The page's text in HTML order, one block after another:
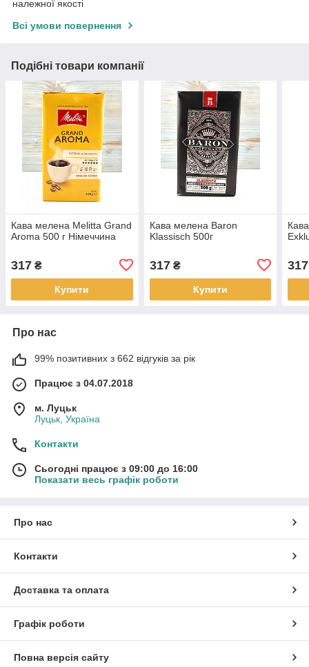
належної якості
Всі умови повернення
Подібні товари компанії
Кава мелена Melitta Grand
Aroma 500 г Німеччина
317 ₴
Купити
Кава мелена Baron
Klassisch 500г
317₴
Купити
317
Про нас
99% позитивних з 662 відгуків за рік
Працює з 04.07.2018
м. Луцьк
Луцьк, Україна
Контакти
Сьогодні працює з 09:00 до 16:00
Показати весь графік роботи
Про нас
Контакти
Доставка та оплата
Графік роботи
Повна версія сайту